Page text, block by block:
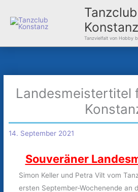
Inhalt
springen
Tanzclub
Konstanz
Tanzvielfalt von Hobby
Landesmeistertitel
14. September 2021
Souveräner
Simon Keller und Petra Vilt vom
ersten September-Wochenende an